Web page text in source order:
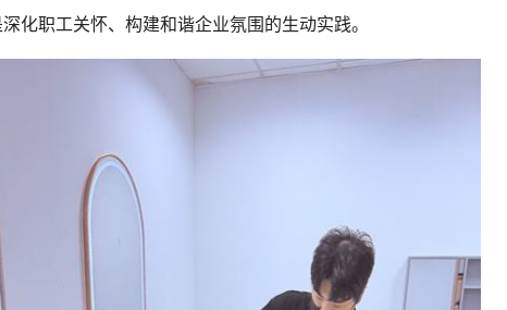
化职工关怀、构建和谐企业氛围的生动实践。